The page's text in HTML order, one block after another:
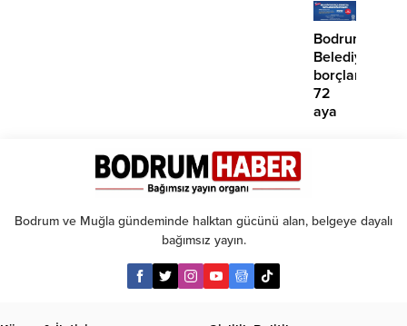
atma
çabamız
yok’
Bodrum
borçlara
72
aya
Bodrum ve Muğla gündeminde halktan gücünü alan, belgeye dayalı
bağımsız yayın.